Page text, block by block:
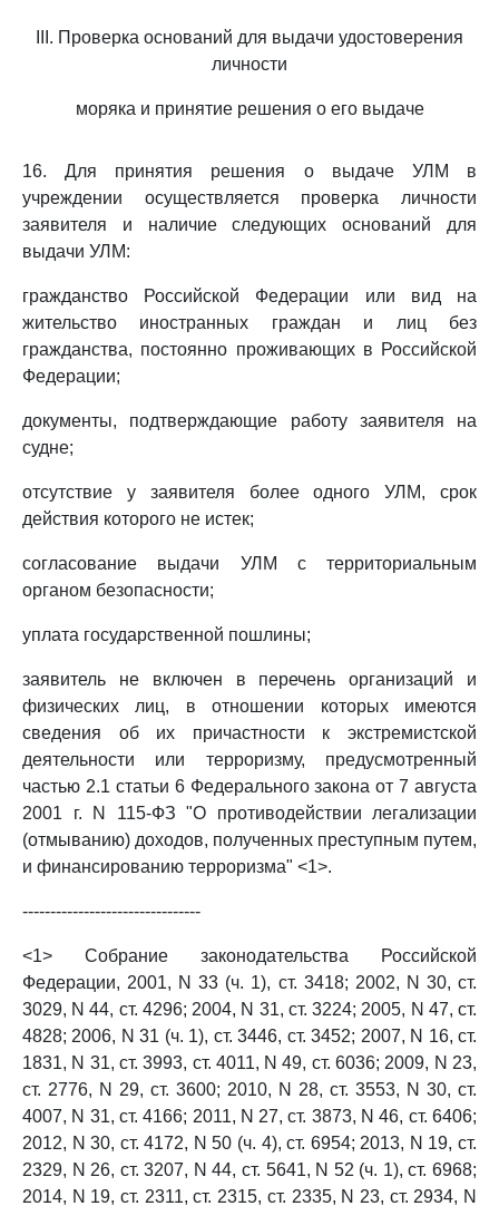
III. Проверка оснований для выдачи удостоверения
личности
моряка и принятие решения о его выдаче
16. Для принятия решения о выдаче УЛМ в
учреждении осуществляется проверка личности
заявителя и наличие следующих оснований для
выдачи УЛМ:
гражданство Российской Федерации или вид на
жительство иностранных граждан и лиц без
гражданства, постоянно проживающих в Российской
Федерации;
документы, подтверждающие работу заявителя на
судне;
отсутствие у заявителя более одного УЛМ, срок
действия которого не истек;
согласование выдачи УЛМ с территориальным
органом безопасности;
уплата государственной пошлины;
заявитель не включен в перечень организаций и
физических лиц, в отношении которых имеются
сведения об их причастности к экстремистской
деятельности или терроризму, предусмотренный
частью 2.1 статьи 6 Федерального закона от 7 августа
2001 г. N 115-ФЗ "О противодействии легализации
(отмыванию) доходов, полученных преступным путем,
и финансированию терроризма" <1>.
--------------------------------
<1> Собрание законодательства Российской
Федерации, 2001, N 33 (ч. 1), ст. 3418; 2002, N 30, ст.
3029, N 44, ст. 4296; 2004, N 31, ст. 3224; 2005, N 47, ст.
4828; 2006, N 31 (ч. 1), ст. 3446, ст. 3452; 2007, N 16, ст.
1831, N 31, ст. 3993, ст. 4011, N 49, ст. 6036; 2009, N 23,
ст. 2776, N 29, ст. 3600; 2010, N 28, ст. 3553, N 30, ст.
4007, N 31, ст. 4166; 2011, N 27, ст. 3873, N 46, ст. 6406;
2012, N 30, ст. 4172, N 50 (ч. 4), ст. 6954; 2013, N 19, ст.
2329, N 26, ст. 3207, N 44, ст. 5641, N 52 (ч. 1), ст. 6968;
2014, N 19, ст. 2311, ст. 2315, ст. 2335, N 23, ст. 2934, N